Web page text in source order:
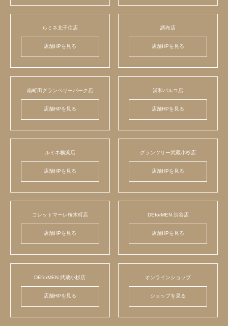
ルミネ北千住店
店舗HPを見る
調布店
店舗HPを見る
南町田グランベリーパーク店
店舗HPを見る
浦和パルコ店
店舗HPを見る
ルミネ横浜店
店舗HPを見る
グランツリー武蔵小杉店
店舗HPを見る
コレットマーレ桜木町店
店舗HPを見る
DEforMEN 渋谷店
店舗HPを見る
DEforMEN 武蔵小杉店
店舗HPを見る
オンラインショップ
ショップを見る